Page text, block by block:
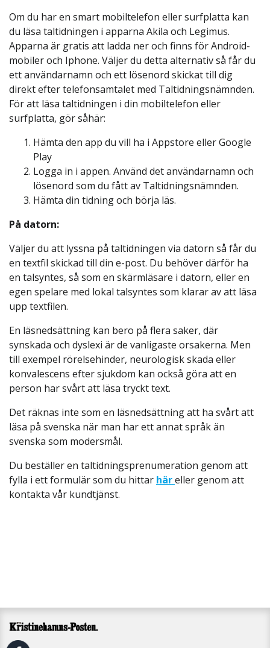
Om du har en smart mobiltelefon eller surfplatta kan
du läsa taltidningen i apparna Akila och Legimus.
Apparna är gratis att ladda ner och finns för Android-
mobiler och Iphone. Väljer du detta alternativ så får du
ett användarnamn och ett lösenord skickat till dig
direkt efter telefonsamtalet med Taltidningsnämnden.
För att läsa taltidningen i din mobiltelefon eller
surfplatta, gör såhär:
Hämta den app du vill ha i Appstore eller Google
Play
Logga in i appen. Använd det användarnamn och
lösenord som du fått av Taltidningsnämnden.
Hämta din tidning och börja läs.
På datorn:
Väljer du att lyssna på taltidningen via datorn så får du
en textfil skickad till din e-post. Du behöver därför ha
en talsyntes, så som en skärmläsare i datorn, eller en
egen spelare med lokal talsyntes som klarar av att läsa
upp textfilen.
En läsnedsättning kan bero på flera saker, där
synskada och dyslexi är de vanligaste orsakerna. Men
till exempel rörelsehinder, neurologisk skada eller
konvalescens efter sjukdom kan också göra att en
person har svårt att läsa tryckt text.
Det räknas inte som en läsnedsättning att ha svårt att
läsa på svenska när man har ett annat språk än
svenska som modersmål.
Du beställer en taltidningsprenumeration genom att
fylla i ett formulär som du hittar häreller genom att
kontakta vår kundtjänst.